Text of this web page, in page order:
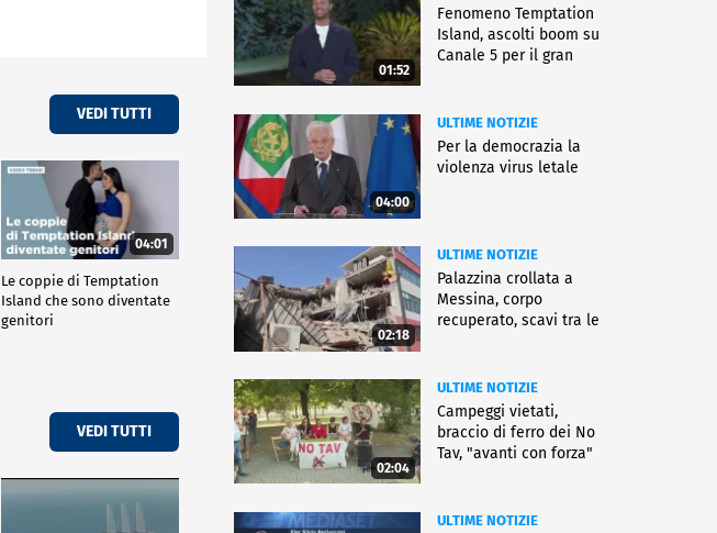
VEDI TUTTI
04:01
Le coppie di Temptation
Island che sono diventate
genitori
VEDI TUTTI
01:52
Fenomeno Temptation
Island, ascolti boom su
Canale 5 per il gran
04:00
ULTIME NOTIZIE
Per la democrazia la
violenza virus letale
02:18
ULTIME NOTIZIE
Palazzina crollata a
Messina, corpo
recuperato, scavi tra le
02:04
ULTIME NOTIZIE
Campeggi vietati,
braccio di ferro dei No
Tav, "avanti con forza"
ULTIME NOTIZIE